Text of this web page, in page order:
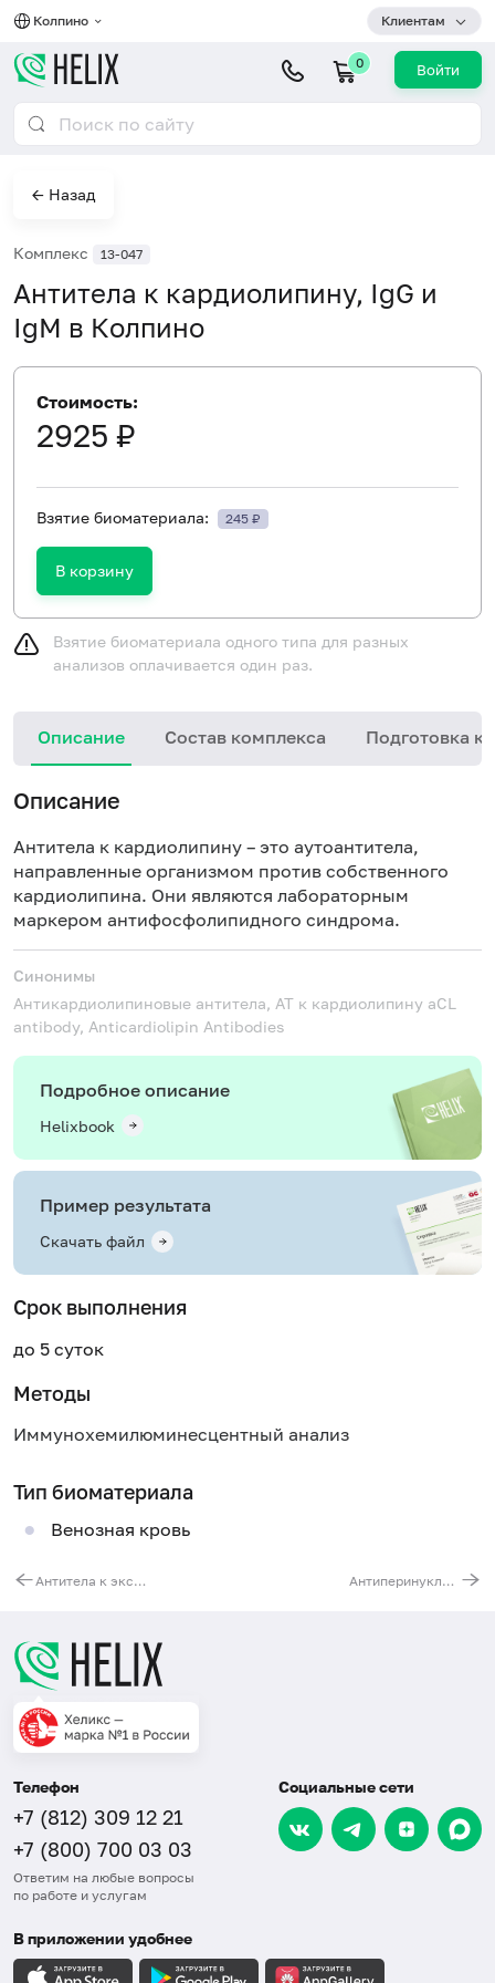
Колпино Клиентам
0 Войти
← Назад
Комплекс 13-047
Антитела к кардиолипину, IgG и
IgM в Колпино
Стоимость:
2925 ₽
Взятие биоматериала: 245 ₽
В корзину
Взятие биоматериала одного типа для разных
анализов оплачивается один раз.
Описание Состав комплекса Подготовка к
Описание
Антитела к кардиолипину – это аутоантитела,
направленные организмом против собственного
кардиолипина. Они являются лабораторным
маркером антифосфолипидного синдрома.
Синонимы
Антикардиолипиновые антитела, АТ к кардиолипину aCL
antibody, Anticardiolipin Antibodies
Подробное описание
Helixbook
Пример результата
Скачать файл
Срок выполнения
до 5 суток
Методы
Иммунохемилюминесцентный анализ
Тип биоматериала
Венозная кровь
Антитела к экстрагируемому ядерному антигену (ENA-скрин) Антиперинуклеарный фактор, IgG
Телефон
+7 (812) 309 12 21
+7 (800) 700 03 03
Ответим на любые вопросы
по работе и услугам
Социальные сети
В приложении удобнее